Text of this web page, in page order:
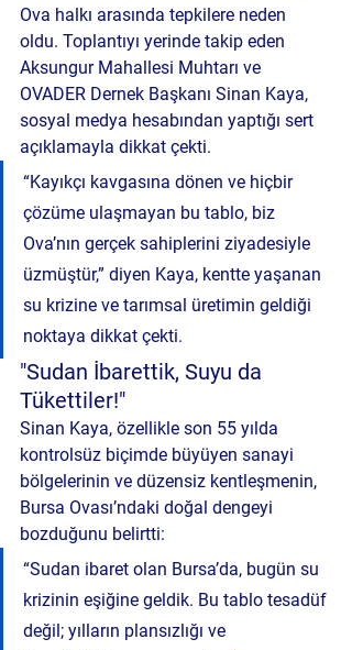
Ova halkı arasında tepkilere neden
oldu. Toplantıyı yerinde takip eden
Aksungur Mahallesi Muhtarı ve
OVADER Dernek Başkanı Sinan Kaya,
sosyal medya hesabından yaptığı sert
açıklamayla dikkat çekti.
“Kayıkçı kavgasına dönen ve hiçbir
çözüme ulaşmayan bu tablo, biz
Ova’nın gerçek sahiplerini ziyadesiyle
üzmüştür,” diyen Kaya, kentte yaşanan
su krizine ve tarımsal üretimin geldiği
noktaya dikkat çekti.
"Sudan İbarettik, Suyu da
Tükettiler!"
Sinan Kaya, özellikle son 55 yılda
kontrolsüz biçimde büyüyen sanayi
bölgelerinin ve düzensiz kentleşmenin,
Bursa Ovası’ndaki doğal dengeyi
bozduğunu belirtti:
“Sudan ibaret olan Bursa’da, bugün su
krizinin eşiğine geldik. Bu tablo tesadüf
değil; yılların plansızlığı ve